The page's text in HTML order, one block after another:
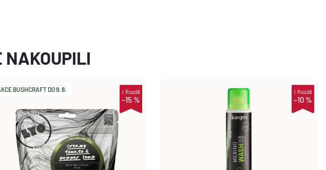
BUSHCRAFT DO 9. 8.
–15 %
iRozdíl
–10 %
iRozdíl